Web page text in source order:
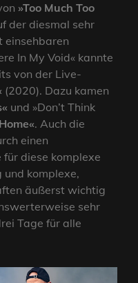
»Too Much Too
der diesmal sehr
einsehbaren
In My Void« kannte
von der Live-
(2020). Dazu kamen
und »Don’t Think
. Auch die
einen
für diese komplexe
und komplexe,
äußerst wichtig
sehr
Tage für alle